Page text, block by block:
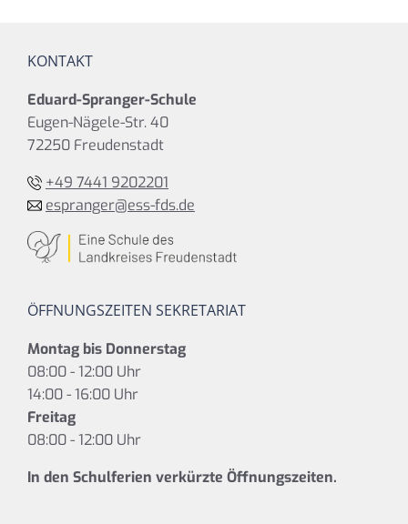
KONTAKT
Eduard-Spranger-Schule
Eugen-Nägele-Str. 40
72250 Freudenstadt
+49 7441 9202201
espranger@ess-fds.de
ÖFFNUNGSZEITEN SEKRETARIAT
Montag bis Donnerstag
08:00 - 12:00 Uhr
14:00 - 16:00 Uhr
Freitag
08:00 - 12:00 Uhr
In den Schulferien verkürzte Öffnungszeiten.